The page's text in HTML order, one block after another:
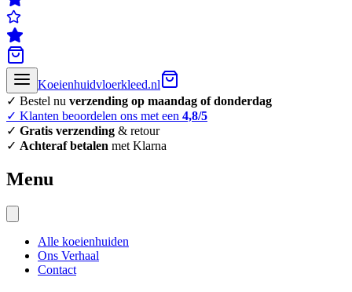
Koeienhuidvloerkleed.nl
✓ Bestel nu verzending op maandag of donderdag
✓ Klanten beoordelen ons met een 4,8/5
✓ Gratis verzending & retour
✓ Achteraf betalen met Klarna
Menu
Alle koeienhuiden
Ons Verhaal
Contact